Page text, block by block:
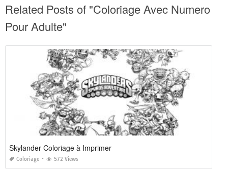
Related Posts of "Coloriage Avec Numero
Pour Adulte"
Skylander Coloriage à Imprimer
Coloriage 572 Views